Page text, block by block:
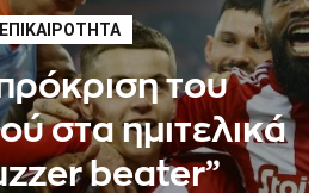
ΕΠΙΚΑΙΡΌΤΗΤΑ
του
στα ημιτελικά
beater”